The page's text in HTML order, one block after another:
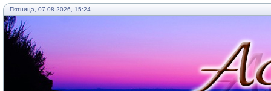
Пятница, 07.08.2026, 15:24